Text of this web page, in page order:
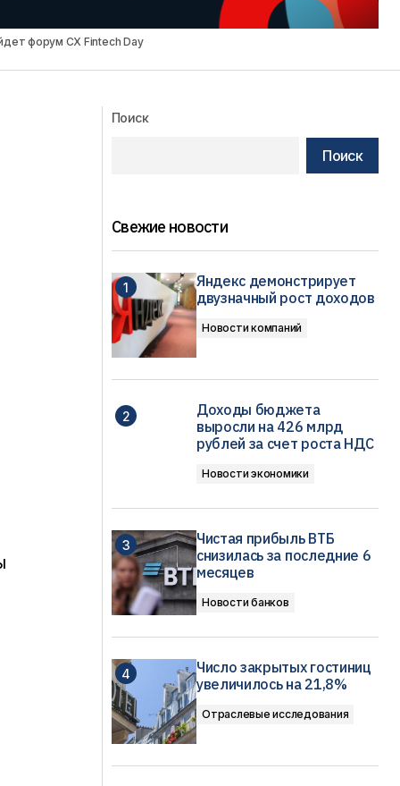
форум CX Fintech Day
Поиск
Поиск
Свежие новости
Яндекс демонстрирует
двузначный рост доходов
Новости компаний
Доходы бюджета
выросли на 426 млрд
рублей за счет роста НДС
Новости экономики
Чистая прибыль ВТБ
снизилась за последние 6
месяцев
Новости банков
Число закрытых гостиниц
увеличилось на 21,8%
Отраслевые исследования